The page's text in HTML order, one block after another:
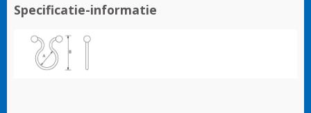
Specificatie-informatie